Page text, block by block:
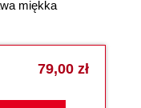
miękka
79,00 zł